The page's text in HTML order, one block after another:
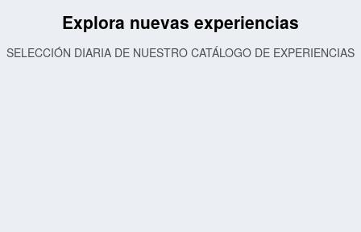
Explora nuevas experiencias
SELECCIÓN DIARIA DE NUESTRO CATÁLOGO DE EXPERIENCIAS